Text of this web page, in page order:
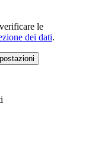
le
dei dati.